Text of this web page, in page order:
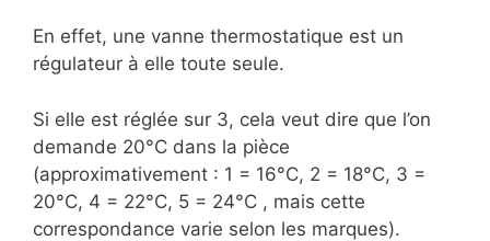
En effet, une vanne thermostatique est un
régulateur à elle toute seule.
Si elle est réglée sur 3, cela veut dire que l’on
demande 20°C dans la pièce
(approximativement : 1 = 16°C, 2 = 18°C, 3 =
20°C, 4 = 22°C, 5 = 24°C , mais cette
correspondance varie selon les marques).